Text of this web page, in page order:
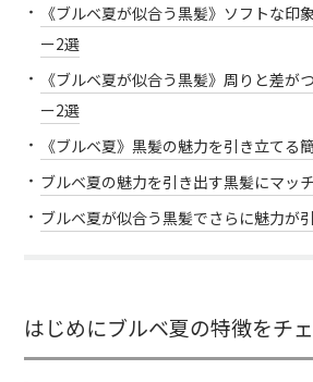
《ブルベ夏が似合う黒髪》ソフトな印
ー2選
《ブルベ夏が似合う黒髪》周りと差が
ー2選
《ブルベ夏》黒髪の魅力を引き立てる
ブルベ夏の魅力を引き出す黒髪にマッ
ブルベ夏が似合う黒髪でさらに魅力が
はじめにブルベ夏の特徴をチ